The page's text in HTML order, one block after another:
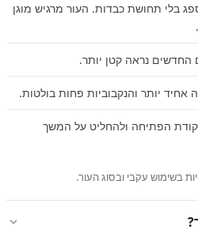
בלי תחושת כבדות. העור מרגיש מוגן
החדשים נראה קטן יותר.
אחיד יותר והנקבוביות פחות בולטות.
הפתיחה ולהחליט על המשך
בשימוש עקבי ובסוג העור.